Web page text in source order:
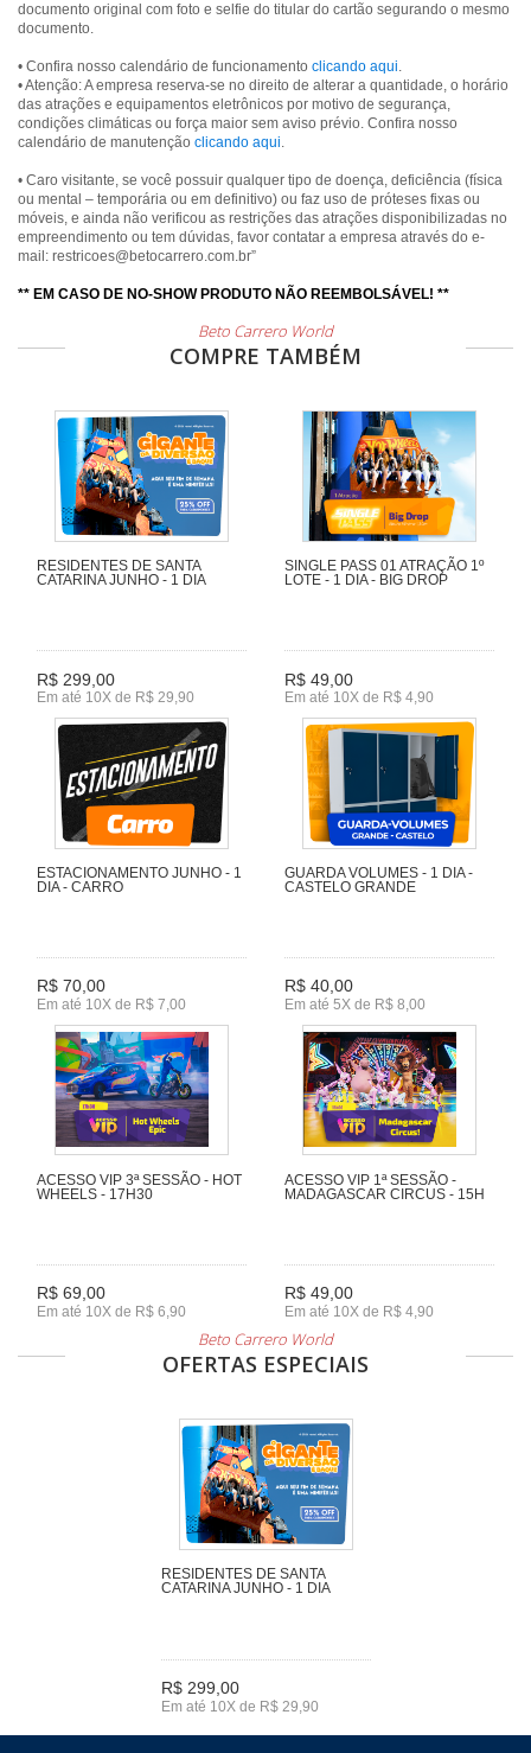
documento original com foto e selfie do titular do cartão segurando o mesmo
documento.
• Confira nosso calendário de funcionamento clicando aqui.
• Atenção: A empresa reserva-se no direito de alterar a quantidade, o horário
das atrações e equipamentos eletrônicos por motivo de segurança,
condições climáticas ou força maior sem aviso prévio. Confira nosso
calendário de manutenção clicando aqui.
• Caro visitante, se você possuir qualquer tipo de doença, deficiência (física
ou mental – temporária ou em definitivo) ou faz uso de próteses fixas ou
móveis, e ainda não verificou as restrições das atrações disponibilizadas no
empreendimento ou tem dúvidas, favor contatar a empresa através do e-
mail: restricoes@betocarrero.com.br”
** EM CASO DE NO-SHOW PRODUTO NÃO REEMBOLSÁVEL! **
Beto Carrero World
COMPRE TAMBÉM
RESIDENTES DE SANTA
CATARINA JUNHO - 1 DIA
R$ 299,00
Em até 10X de R$ 29,90
SINGLE PASS 01 ATRAÇÃO 1º
LOTE - 1 DIA - BIG DROP
R$ 49,00
Em até 10X de R$ 4,90
ESTACIONAMENTO JUNHO - 1
DIA - CARRO
R$ 70,00
Em até 10X de R$ 7,00
GUARDA VOLUMES - 1 DIA -
CASTELO GRANDE
R$ 40,00
Em até 5X de R$ 8,00
ACESSO VIP 3ª SESSÃO - HOT
WHEELS - 17H30
R$ 69,00
Em até 10X de R$ 6,90
ACESSO VIP 1ª SESSÃO -
MADAGASCAR CIRCUS - 15H
R$ 49,00
Em até 10X de R$ 4,90
Beto Carrero World
OFERTAS ESPECIAIS
RESIDENTES DE SANTA
CATARINA JUNHO - 1 DIA
R$ 299,00
Em até 10X de R$ 29,90